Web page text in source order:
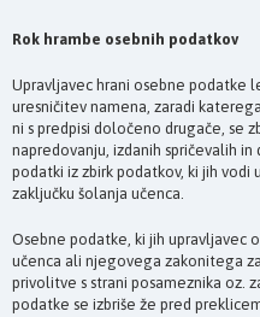
Rok hrambe osebnih podatkov
Upravljavec hrani osebne podatke
uresničitev namena, zaradi
ni s predpisi določeno drugače, se
napredovanju, izdanih spričevalih
podatki iz zbirk podatkov, ki jih
zaključku šolanja učenca.
Osebne podatke, ki jih upravljavec
učenca ali njegovega zakonitega
privolitve s strani posameznika oz.
podatke se izbriše že pred